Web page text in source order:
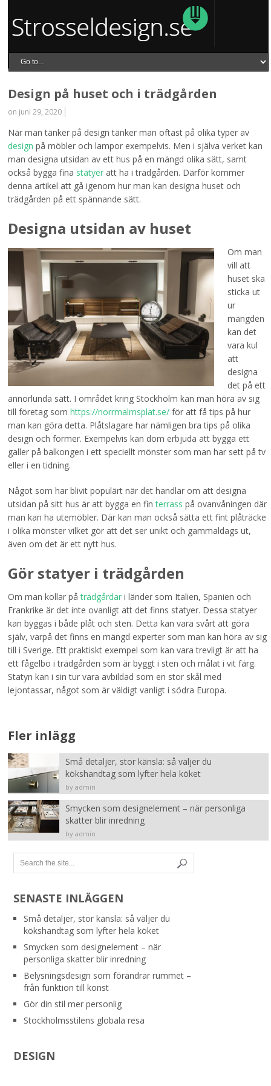
Design på huset och i trädgården
on juni 29, 2020
När man tänker på design tänker man oftast på olika typer av
design på möbler och lampor exempelvis. Men i själva verket kan
man designa utsidan av ett hus på en mängd olika sätt, samt
också bygga fina statyer att ha i trädgården. Därför kommer
denna artikel att gå igenom hur man kan designa huset och
trädgården på ett spännande sätt.
Designa utsidan av huset
Om man
vill att
huset ska
sticka ut
ur
mängden
kan det
vara kul
att
designa
det på ett
annorlunda sätt. I området kring Stockholm kan man höra av sig
till företag somhttps://norrmalmsplat.se/ för att få tips på hur
man kan göra detta. Plåtslagare har nämligen bra tips på olika
design och former. Exempelvis kan dom erbjuda att bygga ett
galler på balkongen i ett speciellt mönster som man har sett på tv
eller i en tidning.
Något som har blivit populärt när det handlar om att designa
utsidan på sitt hus är att bygga en finterrass på ovanvåningen där
man kan ha utemöbler. Där kan man också sätta ett fint plåträcke
i olika mönster vilket gör att det ser unikt och gammaldags ut,
även om det är ett nytt hus.
Gör statyer i trädgården
Om man kollar påträdgårdar i länder som Italien, Spanien och
Frankrike är det inte ovanligt att det finns statyer. Dessa statyer
kan byggas i både plåt och sten. Detta kan vara svårt att göra
själv, varpå det finns en mängd experter som man kan höra av sig
till i Sverige. Ett praktiskt exempel som kan vara trevligt är att ha
ett fågelbo i trädgården som är byggt i sten och målat i vit färg.
Statyn kan i sin tur vara avbildad som en stor skål med
lejontassar, något som är väldigt vanligt i södra Europa.
Fler inlägg
Små detaljer, stor känsla: så väljer du
kökshandtag som lyfter hela köket
by admin
Smycken som designelement – när personliga
skatter blir inredning
by admin
SENASTE INLÄGGEN
Små detaljer, stor känsla: så väljer du
kökshandtag som lyfter hela köket
Smycken som designelement – när
personliga skatter blir inredning
Belysningsdesign som förändrar rummet –
från funktion till konst
Gör din stil mer personlig
Stockholmsstilens globala resa
DESIGN